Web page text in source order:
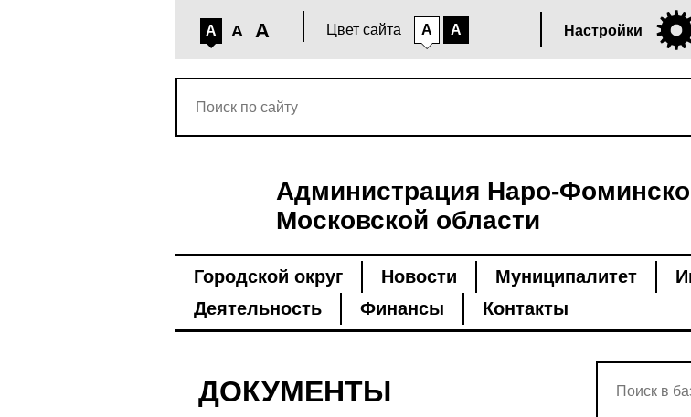
A A A Цвет сайта A A Настройки
Администрация Наро-
Московской области
Городской округ Новости Муниципалитет
Деятельность
Финансы Контакты
ДОКУМЕНТЫ